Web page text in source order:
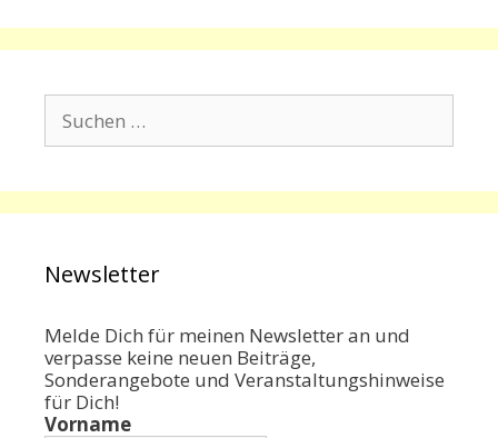
nach:
Newsletter
Melde Dich für meinen Newsletter an und
verpasse keine neuen Beiträge,
Sonderangebote und Veranstaltungshinweise
für Dich!
Vorname